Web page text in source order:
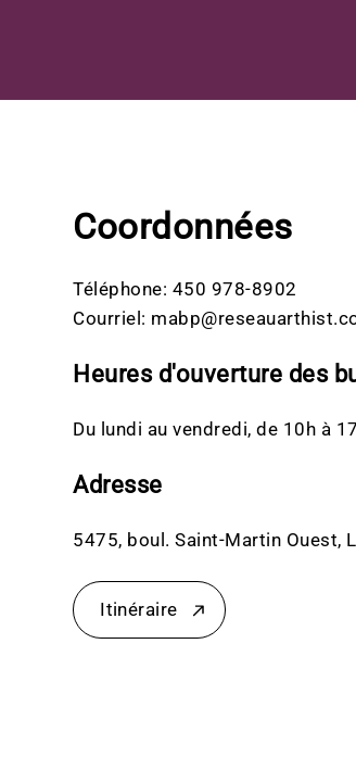
Coordonnées
Téléphone: 450 978-8902
Courriel:
Heures d'ouverture des
Du lundi au vendredi, de 10h à
Adresse
5475, boul. Saint-Martin Ouest,
Itinéraire